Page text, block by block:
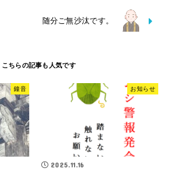
随分ご無沙汰です。
鐘音 お知らせ
2025.11.16